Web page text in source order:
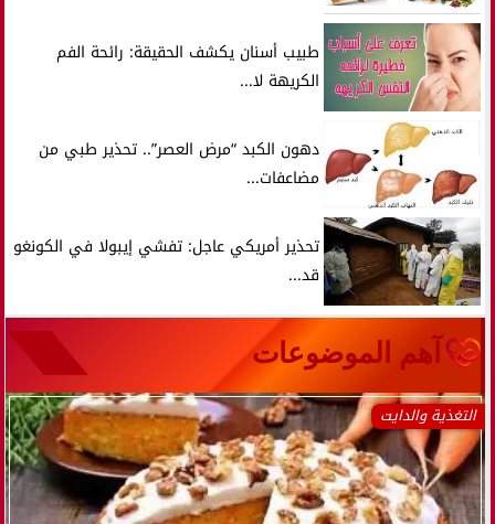
طبيب أسنان يكشف الحقيقة: رائحة الفم
الكريهة لا...
دهون الكبد “مرض العصر”.. تحذير طبي من
مضاعفات...
تحذير أمريكي عاجل: تفشي إيبولا في الكونغو
قد...
آهم الموضوعات
التغذية والدايت